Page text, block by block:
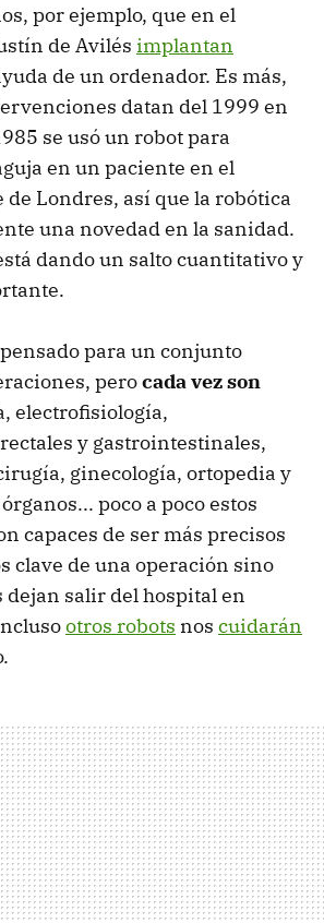
por ejemplo, que en el
de Avilés implantan
de un ordenador. Es más,
datan del 1999 en
se usó un robot para
en un paciente en el
de Londres, así que la robótica
una novedad en la sanidad.
dando un salto cuantitativo y
para un conjunto
perocada vez son
electrofisiología,
y gastrointestinales,
ginecología, ortopedia y
poco a poco estos
capaces de ser más precisos
clave de una operación sino
dejan salir del hospital en
otros robots nos cuidarán